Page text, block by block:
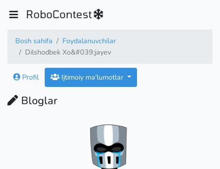
RoboContest
Bosh sahifa
Foydalanuvchilar
Dilshodbek Xo&#039;jayev
Profil Ijtimoiy ma'lumotlar
Bloglar